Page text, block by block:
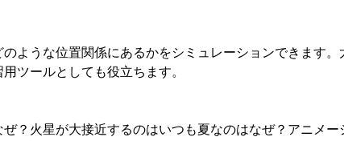
ような位置関係にあるかをシミュレーションできます。
ツールとしても役立ちます。
？火星が大接近するのはいつも夏なのはなぜ？アニメー